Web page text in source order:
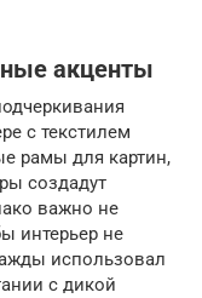
акценты
с текстилем
рамы для картин,
создадут
важно не
интерьер не
использовал
с дикой